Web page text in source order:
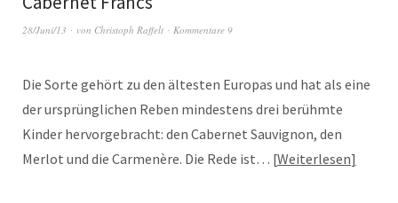
28/Juni/13 von Christoph Raffelt Kommentare 9
Die Sorte gehört zu den ältesten Europas und hat als eine
der ursprünglichen Reben mindestens drei berühmte
Kinder hervorgebracht: den Cabernet Sauvignon, den
Merlot und die Carmenère. Die Rede ist… Weiterlesen